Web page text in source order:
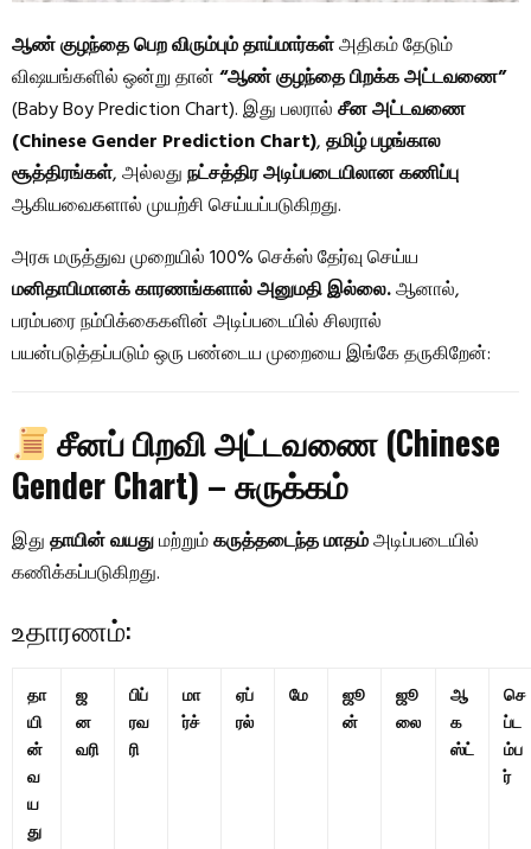
ஆண் குழந்தை பெற விரும்பும் தாய்மார்கள்அதிகம் தேடும்
விஷயங்களில் ஒன்று தான்“ஆண் குழந்தை பிறக்க அட்டவணை”
(Baby Boy Prediction Chart). இது பலரால்சீன அட்டவணை
(Chinese Gender Prediction Chart),தமிழ் பழங்கால
சூத்திரங்கள், அல்லதுநட்சத்திர அடிப்படையிலான கணிப்பு
ஆகியவைகளால் முயற்சி செய்யப்படுகிறது.
அரசு மருத்துவ முறையில் 100% செக்ஸ் தேர்வு செய்ய
மனிதாபிமானக் காரணங்களால் அனுமதி இல்லை.ஆனால்,
பரம்பரை நம்பிக்கைகளின் அடிப்படையில் சிலரால்
பயன்படுத்தப்படும் ஒரு பண்டைய முறையை இங்கே தருகிறேன்:
சீனப் பிறவி அட்டவணை (Chinese
Gender Chart) – சுருக்கம்
இதுதாயின் வயதுமற்றும்கருத்தடைந்த மாதம்அடிப்படையில்
கணிக்கப்படுகிறது.
உதாரணம்:
தா
யி
ன்
வ
ய
து
ஜ
ன
வரி
பிப்
ரவ
ரி
மா
ர்ச்
ஏப்
ரல்
மே
ஜூ
ன்
ஜூ
லை
ஆ
க
ஸ்ட்
செ
ப்ட
ம்ப
ர்